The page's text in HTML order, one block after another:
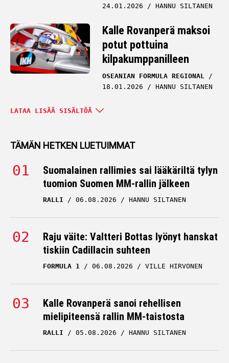
24.01.2026
HANNU SILTANEN
Kalle Rovanperä maksoi
potut pottuina
kilpakumppanilleen
OSEANIAN FORMULA REGIONAL
18.01.2026
HANNU SILTANEN
Kalle Rovanperän
hehkutusta – sitten
kiusallisen totuuden
OSEANIAN FORMULA REGIONAL
17.01.2026
HANNU SILTANEN
Asiantuntija katsoi Kalle
Rovanperän menoa –
lausui raakaa faktaa
OSEANIAN FORMULA REGIONAL
Kalle Rovanperän temppu
formula-autolla puhutti –
”Tuolle ei ole tarvetta”
LATAA LISÄÄ SISÄLTÖÄ
TÄMÄN HETKEN LUETUIMMAT
Suomalainen rallimies sai lääkäriltä tylyn
tuomion Suomen MM-rallin jälkeen
RALLI 06.08.2026 HANNU SILTANEN
Raju väite: Valtteri Bottas lyönyt hanskat
tiskiin Cadillacin suhteen
FORMULA 1 06.08.2026 VILLE HIRVONEN
Kalle Rovanperä sanoi rehellisen
mielipiteensä rallin MM-taistosta
RALLI 05.08.2026 HANNU SILTANEN